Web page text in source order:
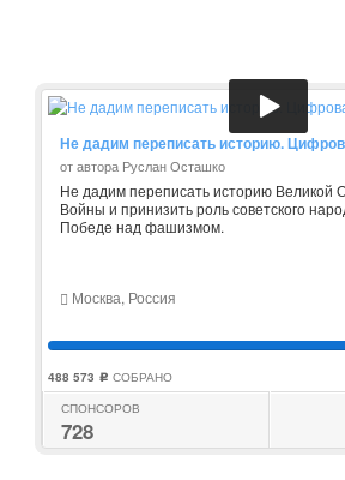
Не дадим переписать историю.
от автора Руслан Осташко
Не дадим переписать историю Великой
Войны и принизить роль советского
Победе над фашизмом.
Москва, Россия
488 573 c СОБРАНО
СПОНСОРОВ
728